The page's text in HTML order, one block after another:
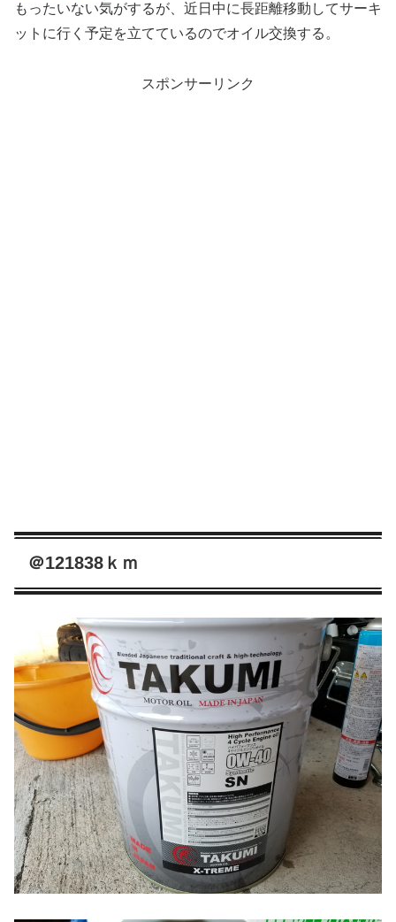
もったいない気がするが、近日中に長距離移動してサーキ
ットに行く予定を立てているのでオイル交換する。
スポンサーリンク
＠121838ｋｍ